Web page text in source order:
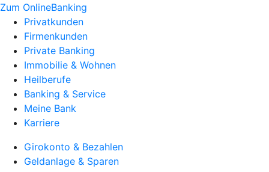
Zum OnlineBanking
Privatkunden
Firmenkunden
Private Banking
Immobilie & Wohnen
Heilberufe
Banking & Service
Meine Bank
Karriere
Girokonto & Bezahlen
Geldanlage & Sparen